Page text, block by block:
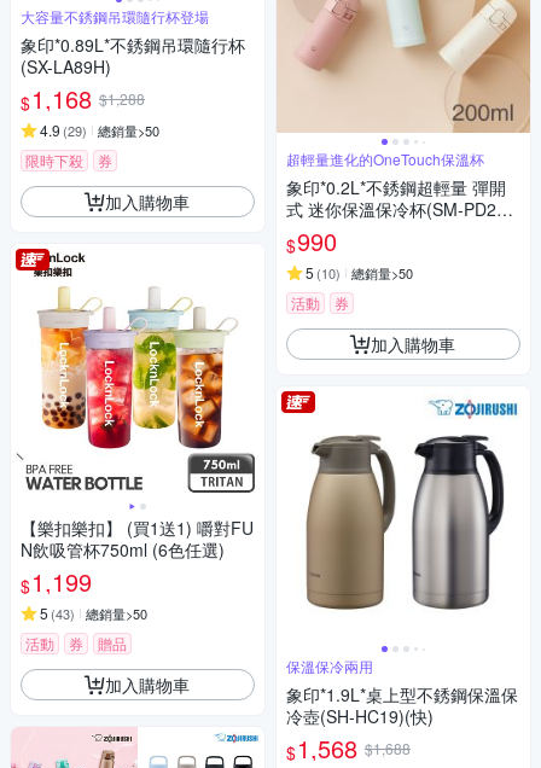
大容量不銹鋼吊環隨行杯登場
象印*0.89L*不銹鋼吊環隨行杯
(SX-LA89H)
$1,168 $1,288
4.9 (29) 總銷量>50
限時下殺 券
加入購物車
【樂扣樂扣】 (買1送1) 嚼對FU
N飲吸管杯750ml (6色任選)
$1,199
5 (43) 總銷量>50
活動 券 贈品
加入購物車
超輕量進化的OneTouch保溫杯
象印*0.2L*不銹鋼超輕量 彈開
式 迷你保溫保冷杯(SM-PD20)
(快)
$990
5 (10) 總銷量>50
活動 券
加入購物車
保溫保冷兩用
象印*1.9L*桌上型不銹鋼保溫保
冷壺(SH-HC19)(快)
$1,568 $1,688